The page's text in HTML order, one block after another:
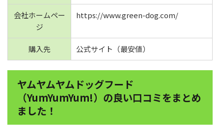
会社ホームペー
ジ
https://www.green-dog.com/
購入先 公式サイト（最安値）
ヤムヤムヤムドッグフード
（YumYumYum!）の良い口コミをまとめ
ました！